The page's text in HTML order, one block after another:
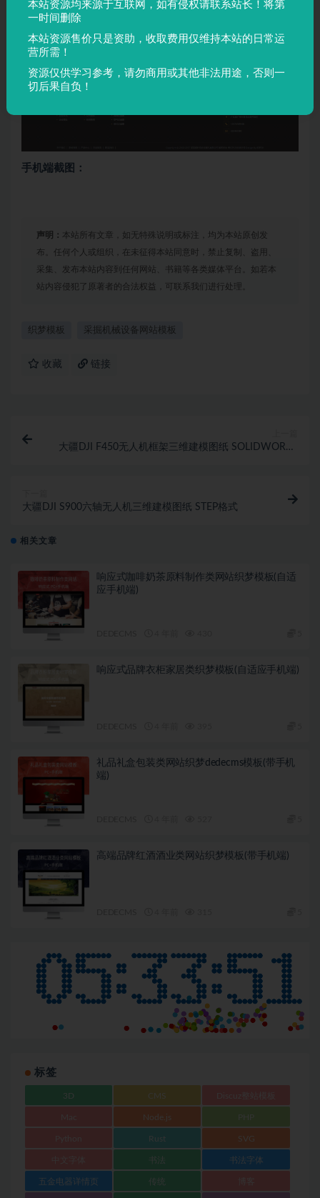
手机端截图：
声明： 本站所有文章，如无特殊说明或标注，均为本站原创发
布。任何个人或组织，在未征得本站同意时，禁止复制、盗用、
采集、发布本站内容到任何网站、书籍等各类媒体平台。如若本
站内容侵犯了原著者的合法权益，可联系我们进行处理。
织梦模板 采掘机械设备网站模板
收藏 链接
大疆DJI F450无人机框架三维建模图纸 SOLIDWORKS
大疆DJI S900六轴无人机三维建模图纸 STEP格式
相关文章
响应式咖啡奶茶原料制作类网站织梦模板(自适
应手机端)
响应式品牌衣柜家居类织梦模板(自适应手机端)
礼品礼盒包装类网站织梦dedecms模板(带手机
端)
高端品牌红酒酒业类网站织梦模板(带手机端)
标签
3D CMS
Node.js
Rust SVG
书法 书法字体
五金电器详情页 传统
本站资源均来源于互联网，如有侵权请联系站长！将第
一时间删除
本站资源售价只是资助，收取费用仅维持本站的日常运
营所需！
资源仅供学习参考，请勿商用或其他非法用途，否则一
切后果自负！